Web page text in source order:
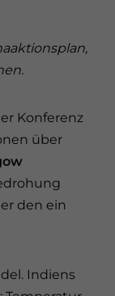
Konferenz
über
den ein
Indiens